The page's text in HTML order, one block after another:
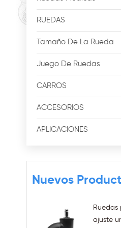
RUEDAS
Tamaño De La Rueda
Juego De Ruedas
CARROS
ACCESORIOS
APLICACIONES
Nuevos
Ruedas
ajuste